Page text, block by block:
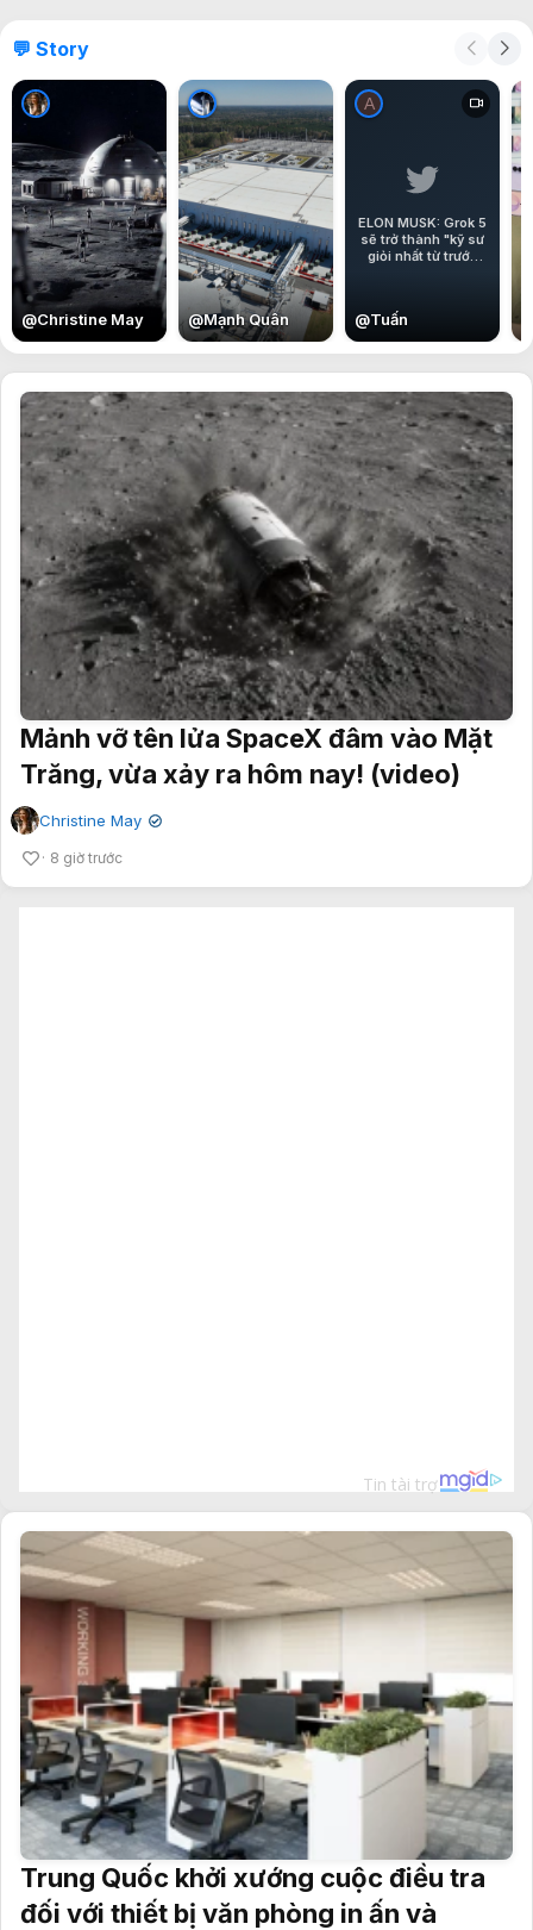
💬 Story
@Christine May @Mạnh Quân
ELON MUSK: Grok 5
sẽ trở thành "kỹ sư
giỏi nhất từ trước
A
@Tuấn
Mảnh vỡ tên lửa SpaceX đâm vào Mặt
Trăng, vừa xảy ra hôm nay! (video)
Christine May ✔
8 giờ trước
Trung Quốc khởi xướng cuộc điều tra
đối với thiết bị văn phòng in ấn và